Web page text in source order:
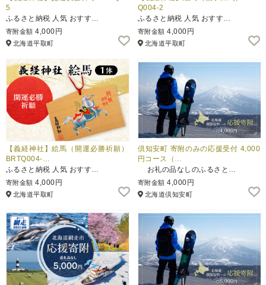
5
ふるさと納税 人気 おすす…
寄附金額 4,000円
北海道平取町
Q004-2
ふるさと納税 人気 おすす…
寄附金額 4,000円
北海道平取町
【義経神社】絵馬（開運必勝祈願）
BRTQ004-…
ふるさと納税 人気 おすす…
寄附金額 4,000円
北海道平取町
倶知安町 寄附のみの応援受付 4,000
円コース（…
お礼の品なしのふるさと…
寄附金額 4,000円
北海道倶知安町